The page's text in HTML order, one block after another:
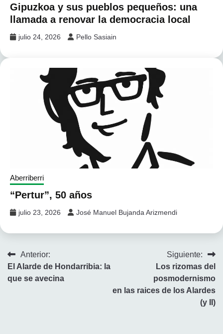
Gipuzkoa y sus pueblos pequeños: una
llamada a renovar la democracia local
julio 24, 2026 Pello Sasiain
Aberriberri
“Pertur”, 50 años
julio 23, 2026 José Manuel Bujanda Arizmendi
Navegación
de
Anterior:
El Alarde de Hondarribia: la
que se avecina
Siguiente:
Los rizomas del
posmodernismo
en las raices de los Alardes
(y II)